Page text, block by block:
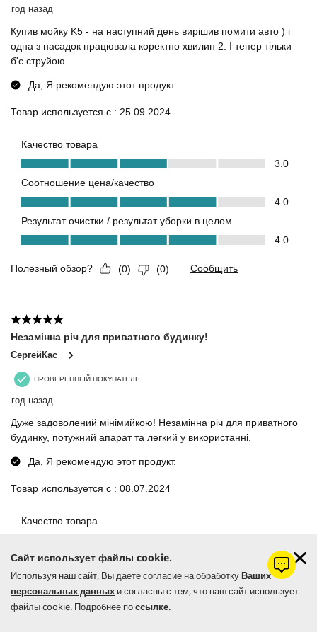
Сайт использует файлы cookie.
Используя наш сайт, Вы даете согласие на обработкуВаших
персональных данных и согласны с тем, что наш сайт использует
файлы cookie. Подробнее поссылке.